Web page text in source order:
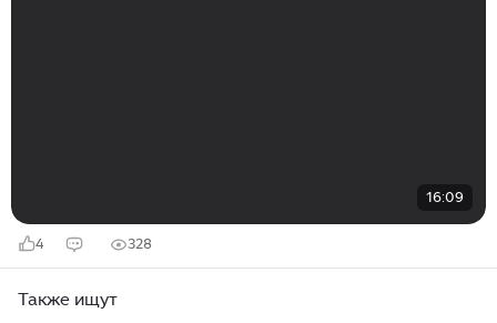
16:09
4 328
Также ищут